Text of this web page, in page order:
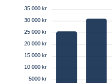
35 000 kr
30 000 kr
25 000 kr
20 000 kr
15 000 kr
10 000 kr
5000 kr